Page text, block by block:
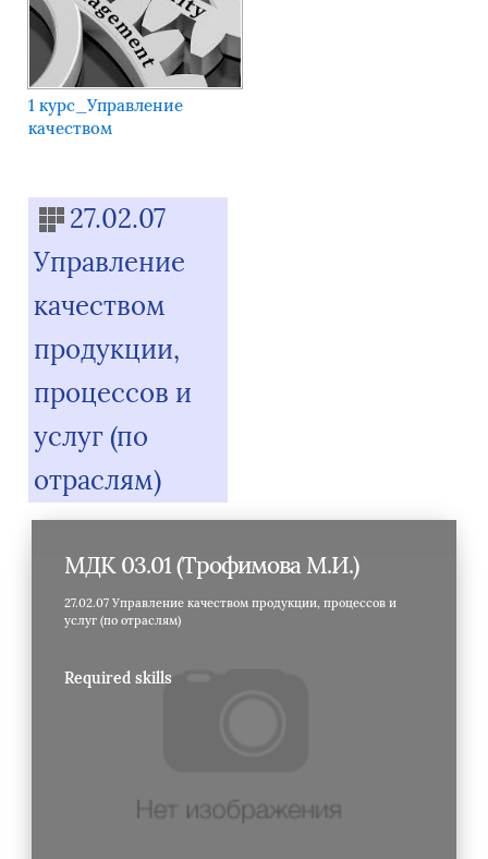
1 курс_Управление
качеством
27.02.07
Управление
качеством
продукции,
процессов и
услуг (по
отраслям)
МДК 03.01 (Трофимова М.И.)
27.02.07 Управление качеством продукции, процессов и
услуг (по отраслям)
Required skills